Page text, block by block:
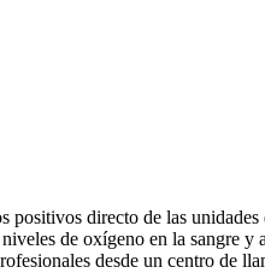
directo de las
de oxígeno en la sangre
desde un centro de